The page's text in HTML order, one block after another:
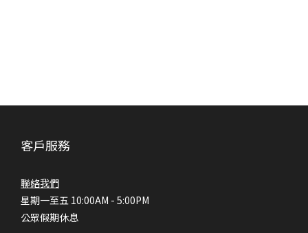
客戶服務
聯絡我們
星期一至五 10:00AM - 5:00PM
公眾假期休息